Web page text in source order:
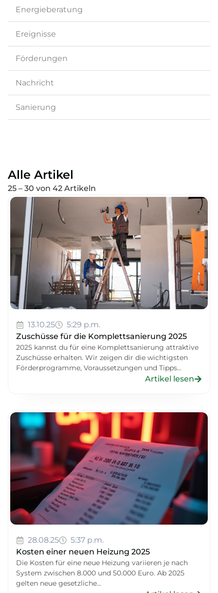
Energieberatung
Ereignisse
Förderungen
Nachricht
Sanierung
Alle Artikel
25 – 30 von 42 Artikeln
13.10.25
5:29 p.m.
Zuschüsse für die Komplettsanierung 2025
2025 kannst du für eine Komplettsanierung attraktive
Zuschüsse erhalten. Wir zeigen dir die wichtigsten
Förderprogramme, Voraussetzungen und Tipps...
Artikel lesen
28.08.25
5:37 p.m.
Kosten einer neuen Heizung 2025
Die Kosten für eine neue Heizung variieren je nach
System zwischen 8.000 und 50.000 Euro. Ab 2025
gelten neue gesetzliche...